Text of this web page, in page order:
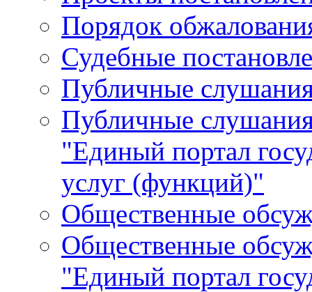
Порядок
Судебные
Публичные
Публичные
"Единый портал
услуг (функций)"
Общественные
Общественные
"Единый портал